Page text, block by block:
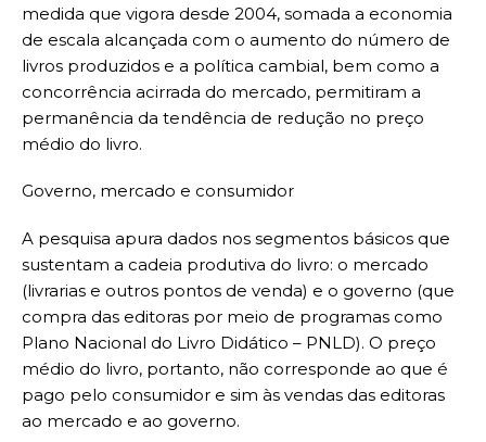
medida que vigora desde 2004, somada a economia
de escala alcançada com o aumento do número de
livros produzidos e a política cambial, bem como a
concorrência acirrada do mercado, permitiram a
permanência da tendência de redução no preço
médio do livro.
Governo, mercado e consumidor
A pesquisa apura dados nos segmentos básicos que
sustentam a cadeia produtiva do livro: o mercado
(livrarias e outros pontos de venda) e o governo (que
compra das editoras por meio de programas como
Plano Nacional do Livro Didático – PNLD). O preço
médio do livro, portanto, não corresponde ao que é
pago pelo consumidor e sim às vendas das editoras
ao mercado e ao governo.